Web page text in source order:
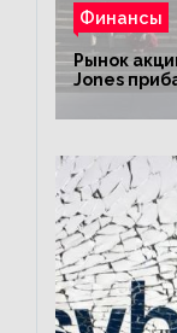
Финансы
Рынок
Jones